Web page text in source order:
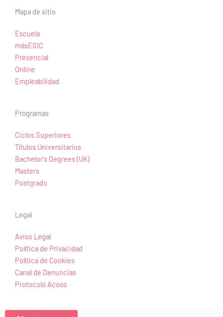
Mapa de sitio
Escuela
másESIC
Presencial
Online
Empleabilidad
Programas
Ciclos Superiores
Títulos Universitarios
Bachelor's Degrees (UK)
Masters
Postgrado
Legal
Aviso Legal
Política de Privacidad
Política de Cookies
Canal de Denuncias
Protocolo Acoso